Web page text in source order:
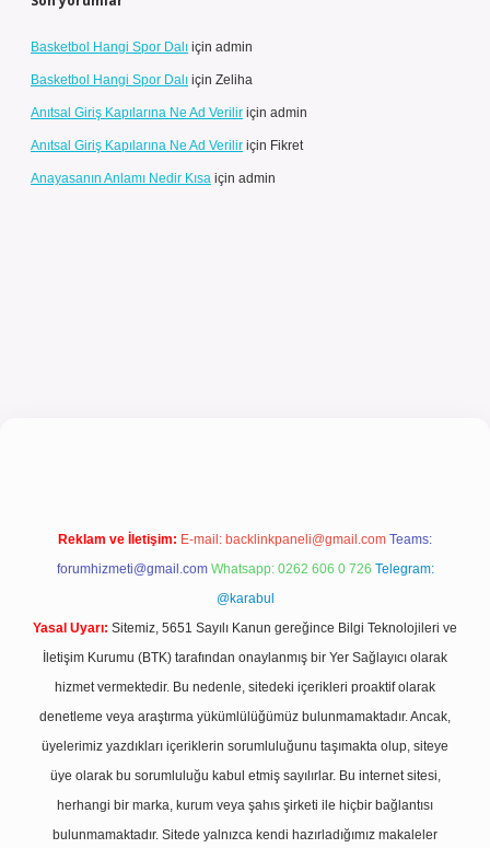
Basketbol Hangi Spor Dalı için admin
Basketbol Hangi Spor Dalı için Zeliha
Anıtsal Giriş Kapılarına Ne Ad Verilir için admin
Anıtsal Giriş Kapılarına Ne Ad Verilir için Fikret
Anayasanın Anlamı Nedir Kısa için admin
Reklam ve İletişim: E-mail: backlinkpaneli@gmail.com Teams:
forumhizmeti@gmail.com Whatsapp: 0262 606 0 726 Telegram:
@karabul
Yasal Uyarı: Sitemiz, 5651 Sayılı Kanun gereğince Bilgi Teknolojileri ve
İletişim Kurumu (BTK) tarafından onaylanmış bir Yer Sağlayıcı olarak
hizmet vermektedir. Bu nedenle, sitedeki içerikleri proaktif olarak
denetleme veya araştırma yükümlülüğümüz bulunmamaktadır. Ancak,
üyelerimiz yazdıkları içeriklerin sorumluluğunu taşımakta olup, siteye
üye olarak bu sorumluluğu kabul etmiş sayılırlar. Bu internet sitesi,
herhangi bir marka, kurum veya şahıs şirketi ile hiçbir bağlantısı
bulunmamaktadır. Sitede yalnızca kendi hazırladığımız makaleler